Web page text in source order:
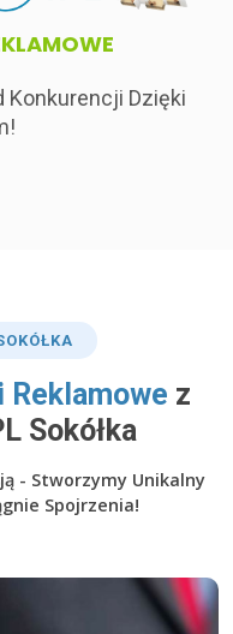
Konkurencji Dzięki
Reklamowe z
Sokółka
- Stworzymy Unikalny
Spojrzenia!